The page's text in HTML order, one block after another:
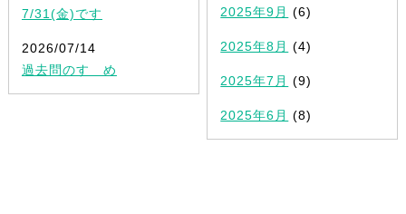
7/31(金)です
2026/07/14
過去問のすゝめ
2025年9月 (6)
2025年8月 (4)
2025年7月 (9)
2025年6月 (8)